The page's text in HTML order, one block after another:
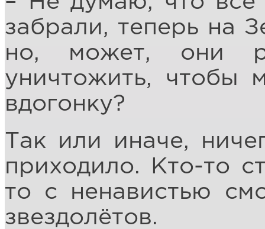
забрали, теперь на
но, может, они
уничтожить, чтобы
вдогонку?
Так или иначе,
приходило. Кто-то
то с ненавистью
звездолётов.